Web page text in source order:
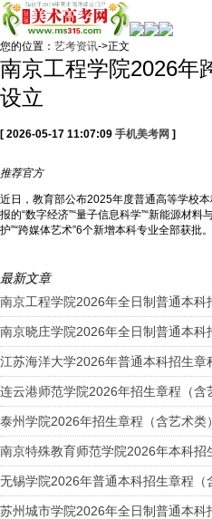
您的位置： 艺考资讯->正文
南京工程学院2026年
设立
[ 2026-05-17 11:07:09 手机美考网 ]
推荐官方
近日，教育部公布2025年度普通高等学校本
报的“数字经济”“量子信息科学”“新能源材料
护”“跨媒体艺术”6个新增本科专业全部获批。
最新文章
南京工程学院2026年全日制普通本科
南京晓庄学院2026年全日制普通本科
江苏海洋大学2026年普通本科招生章
连云港师范学院2026年招生章程（含
泰州学院2026年招生章程（含艺术类）
南京特殊教育师范学院2026年本科招
无锡学院2026年普通本科招生章程（
苏州城市学院2026年全日制普通本科